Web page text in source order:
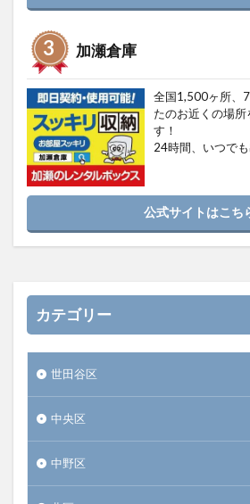
加瀬倉庫
全国1,500ヶ所、
たのお近くの場所
す！
24時間、いつで
公式サイトはこち
カテゴリー
世田谷区
中央区
中野区